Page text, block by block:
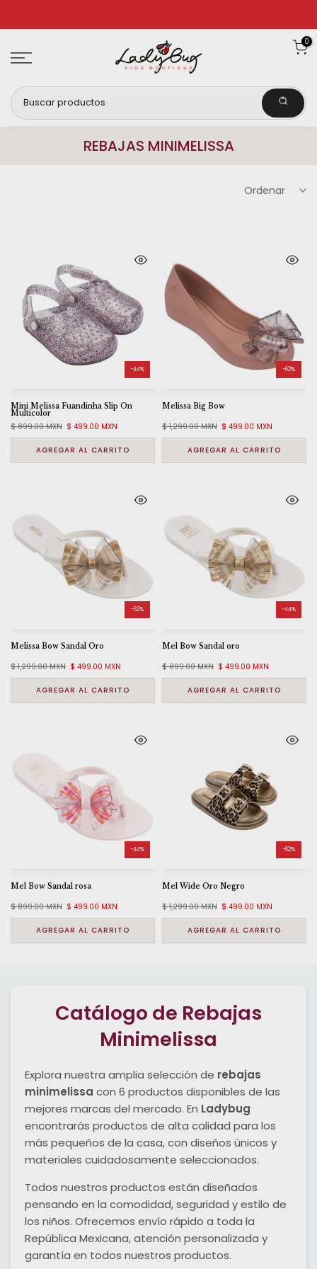
al
0
REBAJAS MINIMELISSA
Ordenar
-44%
Mini Melissa Fuandinha Slip On
Multicolor
$ 899.00 MXN $ 499.00 MXN
AGREGAR AL CARRITO
-62%
Melissa Big Bow
$ 1,299.00 MXN $ 499.00 MXN
AGREGAR AL CARRITO
-62%
Melissa Bow Sandal Oro
$ 1,299.00 MXN $ 499.00 MXN
AGREGAR AL CARRITO
-44%
Mel Bow Sandal oro
$ 899.00 MXN $ 499.00 MXN
AGREGAR AL CARRITO
-44%
Mel Bow Sandal rosa
$ 899.00 MXN $ 499.00 MXN
AGREGAR AL CARRITO
-62%
Mel Wide Oro Negro
$ 1,299.00 MXN $ 499.00 MXN
AGREGAR AL CARRITO
Catálogo de Rebajas
Minimelissa
Explora nuestra amplia selección de rebajas
minimelissa con 6 productos disponibles de las
mejores marcas del mercado. En Ladybug
encontrarás productos de alta calidad para los
más pequeños de la casa, con diseños únicos y
materiales cuidadosamente seleccionados.
Todos nuestros productos están diseñados
pensando en la comodidad, seguridad y estilo de
los niños. Ofrecemos envío rápido a toda la
República Mexicana, atención personalizada y
garantía en todos nuestros productos.